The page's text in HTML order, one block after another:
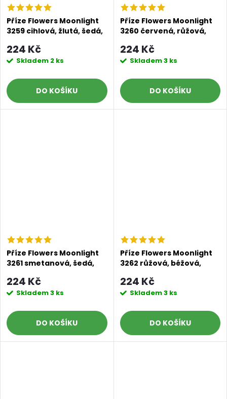
Příze Flowers Moonlight
3259 cihlová, žlutá, šedá,
224 Kč
Skladem 2 ks
DO KOŠÍKU
Příze Flowers Moonlight
3260 červená, růžová,
224 Kč
Skladem3 ks
DO KOŠÍKU
Příze Flowers Moonlight
3261 smetanová, šedá,
224 Kč
Skladem3 ks
DO KOŠÍKU
Příze Flowers Moonlight
3262 růžová, béžová,
224 Kč
Skladem3 ks
DO KOŠÍKU